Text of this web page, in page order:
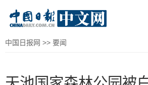
中国日报网 >> 要闻